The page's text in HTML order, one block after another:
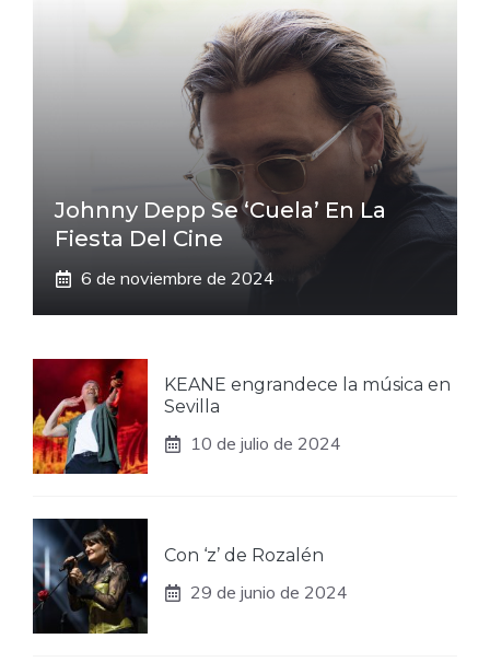
Johnny Depp Se ‘cuela’ En La
Fiesta Del Cine
6 de noviembre de 2024
KEANE engrandece la música en
Sevilla
10 de julio de 2024
Con ‘z’ de Rozalén
29 de junio de 2024